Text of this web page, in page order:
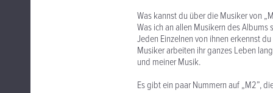
Was kannst du über die Musiker von
Was ich an allen Musikern des Albums
Jeden Einzelnen von ihnen erkennst
Musiker arbeiten ihr ganzes Leben
und meiner Musik.
Es gibt ein paar Nummern auf „M2”,